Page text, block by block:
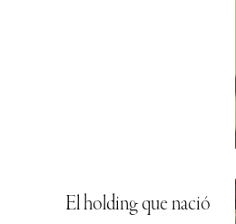
El holding que nació